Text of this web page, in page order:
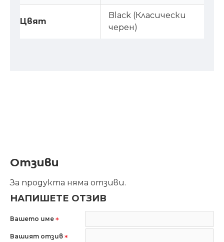
Цвят
Black (Класически
черен)
Отзиви
За продукта няма отзиви.
НАПИШЕТЕ ОТЗИВ
Вашето име
Вашият отзив